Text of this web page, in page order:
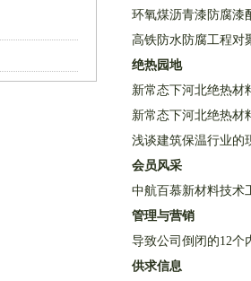
环氧煤沥青漆防
高铁防水防腐工程
绝热园地
新常态下河北绝热
新常态下河北绝热
浅谈建筑保温行
会员风采
中航百慕新材料
管理与营销
导致公司倒闭的
供求信息